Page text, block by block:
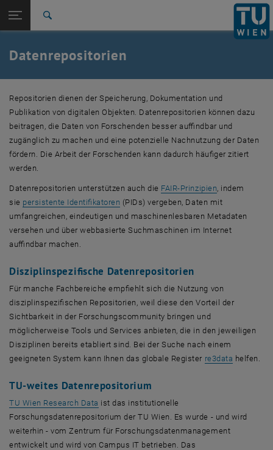
TU Login
Quicklinks
Quicklinks-Menü umschalten
Studium
Karriere
Zurück: Subseiten von Aufbewahren und publizieren auflisten
Zurück zur letzten Ebene:
Aufbewahren und publizieren
Datenrepositorien
Datenrepositorien
Repositorien dienen der Speicherung, Dokumentation und
Publikation von digitalen Objekten. Datenrepositorien können dazu
beitragen, die Daten von Forschenden besser auffindbar und
zugänglich zu machen und eine potenzielle Nachnutzung der Daten
fördern. Die Arbeit der Forschenden kann dadurch häufiger zitiert
werden.
Datenrepositorien unterstützen auch die FAIR-Prinzipien, indem
sie persistente Identifikatoren (PIDs) vergeben, Daten mit
umfangreichen, eindeutigen und maschinenlesbaren Metadaten
versehen und über webbasierte Suchmaschinen im Internet
auffindbar machen.
Disziplinspezifische Datenrepositorien
Für manche Fachbereiche empfiehlt sich die Nutzung von
disziplinspezifischen Repositorien, weil diese den Vorteil der
Sichtbarkeit in der Forschungscommunity bringen und
möglicherweise Tools und Services anbieten, die in den jeweiligen
Disziplinen bereits etabliert sind. Bei der Suche nach einem
geeigneten System kann Ihnen das globale Register re3data , öffnet
helfen.
TU-weites Datenrepositorium
TU Wien Research Data , öffnet eine externe URL in einem neuen
ist das institutionelle
Forschungsdatenrepositorium der TU Wien. Es wurde - und wird
weiterhin - vom Zentrum für Forschungsdatenmanagement
entwickelt und wird von Campus IT betrieben. Das